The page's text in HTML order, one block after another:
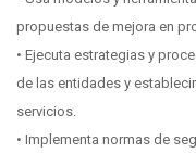
propuestas de mejora en
• Ejecuta estrategias y
de las entidades y
servicios.
• Implementa normas de